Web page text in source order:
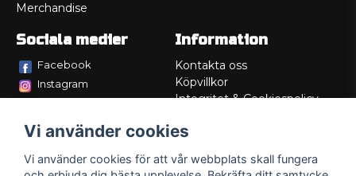
Merchandise
Sociala medier
Facebook
Instagram
Information
Kontakta oss
Köpvillkor
Integritet & Cookiespolicy
Service/Garanti
Lådritning
Vi använder cookies
Vi använder cookies för att vår webbplats skall fungera